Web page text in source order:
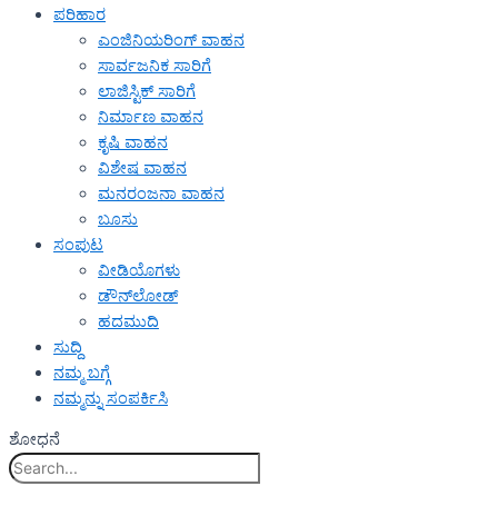
ಪರಿಹಾರ
ಎಂಜಿನಿಯರಿಂಗ್ ವಾಹನ
ಸಾರ್ವಜನಿಕ ಸಾರಿಗೆ
ಲಾಜಿಸ್ಟಿಕ್ ಸಾರಿಗೆ
ನಿರ್ಮಾಣ ವಾಹನ
ಕೃಷಿ ವಾಹನ
ವಿಶೇಷ ವಾಹನ
ಮನರಂಜನಾ ವಾಹನ
ಬೂಸು
ಸಂಪುಟ
ವೀಡಿಯೊಗಳು
ಡೌನ್‌ಲೋಡ್
ಹದಮುದಿ
ಸುದ್ದಿ
ನಮ್ಮ ಬಗ್ಗೆ
ನಮ್ಮನ್ನು ಸಂಪರ್ಕಿಸಿ
ಶೋಧನೆ